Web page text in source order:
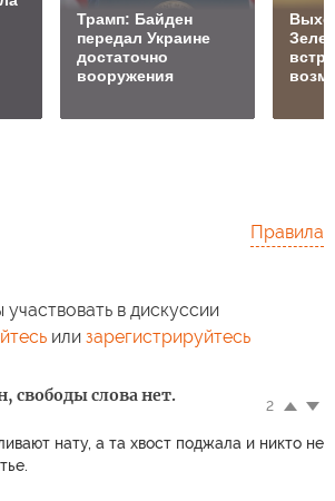
Трамп: Байден
передал Украине
достаточно
вооружения
Правила
участвовать в дискуссии
или зарегистрируйтесь
свободы слова нет.
2
нату, а та хвост поджала и никто не